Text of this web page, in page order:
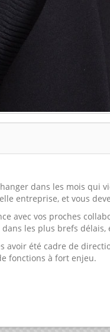
dans les mois qui
entreprise, et vous
avec vos proches
les plus brefs
avoir été cadre de
fonctions à fort enjeu.